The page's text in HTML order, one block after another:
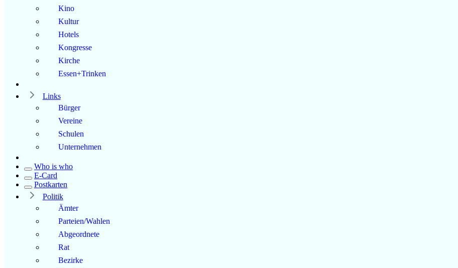
Kino
Kultur
Hotels
Kongresse
Kirche
Essen+Trinken
Links
Bürger
Vereine
Schulen
Unternehmen
Who is who
E-Card
Postkarten
Politik
Ämter
Parteien/Wahlen
Abgeordnete
Rat
Bezirke